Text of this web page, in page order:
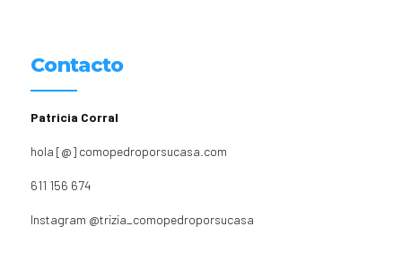
Contacto
Patricia Corral
hola [@] comopedroporsucasa.com
611 156 674
Instagram @trizia_comopedroporsucasa